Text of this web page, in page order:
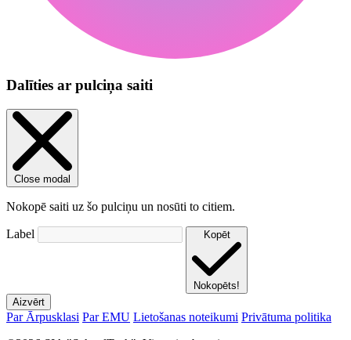
Dalīties ar pulciņa saiti
Close modal
Nokopē saiti uz šo pulciņu un nosūti to citiem.
Label Kopēt
Nokopēts!
Aizvērt
Par Ārpusklasi Par EMU Lietošanas noteikumi Privātuma politika